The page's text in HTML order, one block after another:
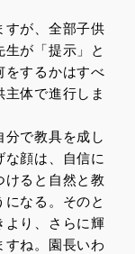
すが、全部子供
が「提示」と
をするかはすべ
体で進行しま
で教具を成し
顔は、自信に
ると自然と教
なる。そのと
より、さらに輝
ね。園長いわ